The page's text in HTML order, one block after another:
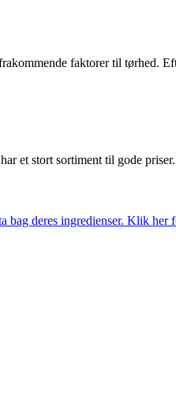
faktorer til tørhed.
et stort sortiment til gode priser.
deres ingredienser. Klik her